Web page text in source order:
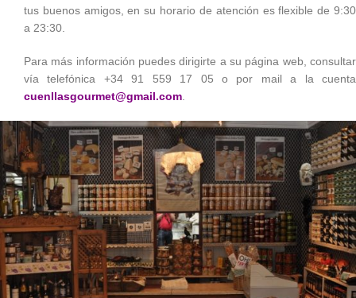
tus buenos amigos, en su horario de atención es flexible de 9:30
a 23:30.
Para más información puedes dirigirte a su página web, consultar
vía telefónica +34 91 559 17 05 o por mail a la cuenta
cuenllasgourmet@gmail.com